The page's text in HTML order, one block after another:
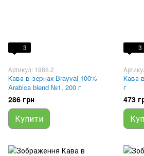
3
Артикул: 1986.2
Кава в зернах Brayval 100%
Arabica blend №1, 200 г
286 грн
Купити
3
Кава
г
473